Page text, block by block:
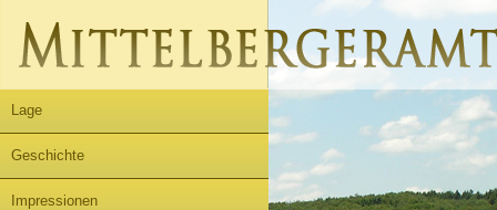
Lage
Geschichte
Impressionen